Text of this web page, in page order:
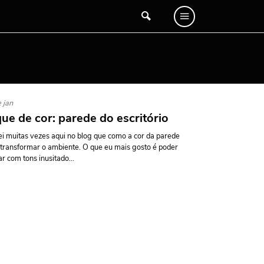
jan
de cor: parede do escritório
muitas vezes aqui no blog que como a cor da parede
o ambiente. O que eu mais gosto é poder
com tons inusitado...